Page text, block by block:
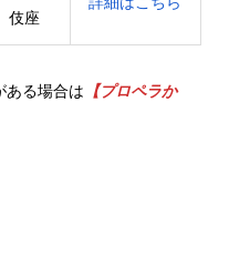
伎座
る場合は 【プロペラか